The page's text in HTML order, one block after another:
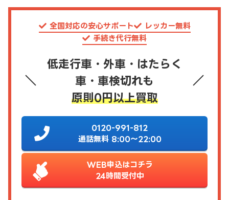
全国対応の安心サポート
レッカー無料
手続き代行無料
低走行車・外車・はたらく
車・車検切れも
原則0円以上買取
0120-991-812
通話無料 8:00～22:00
WEB申込はコチラ
24時間受付中